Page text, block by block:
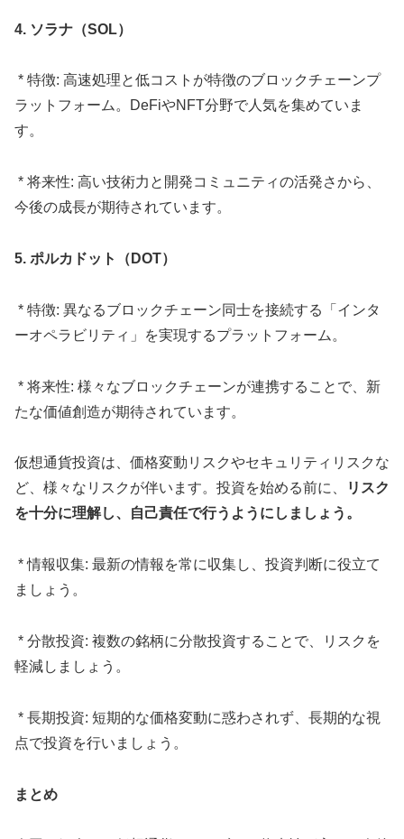
4. ソラナ（SOL）
* 特徴: 高速処理と低コストが特徴のブロックチェーンプ
ラットフォーム。DeFiやNFT分野で人気を集めていま
す。
* 将来性: 高い技術力と開発コミュニティの活発さから、
今後の成長が期待されています。
5. ポルカドット（DOT）
* 特徴: 異なるブロックチェーン同士を接続する「インタ
ーオペラビリティ」を実現するプラットフォーム。
* 将来性: 様々なブロックチェーンが連携することで、新
たな価値創造が期待されています。
仮想通貨投資は、価格変動リスクやセキュリティリスクな
ど、様々なリスクが伴います。投資を始める前に、
リスク
を十分に理解し、自己責任で行うようにしましょう。
* 情報収集: 最新の情報を常に収集し、投資判断に役立て
ましょう。
* 分散投資: 複数の銘柄に分散投資することで、リスクを
軽減しましょう。
* 長期投資: 短期的な価格変動に惑わされず、長期的な視
点で投資を行いましょう。
まとめ